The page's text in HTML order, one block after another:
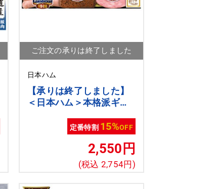
ご注文の承りは終了しました
日本ハム
【承りは終了しました】
＜日本ハム＞本格派ギフ
定番特割 15%OFF
2,550円
(税込 2,754円)